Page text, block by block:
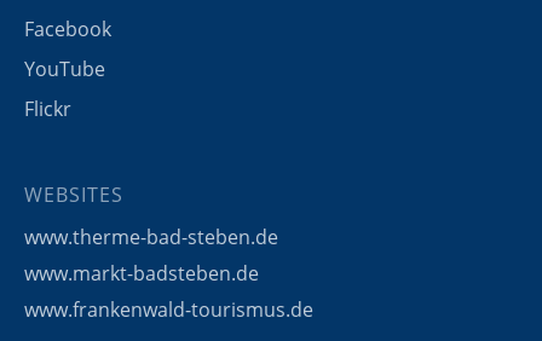
Facebook
YouTube
Flickr
WEBSITES
www.therme-bad-steben.de
www.markt-badsteben.de
www.frankenwald-tourismus.de